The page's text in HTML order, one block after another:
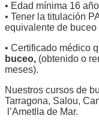
• Edad mínima 16
• Tener la titulación
equivalente de
• Certificado médico
buceo, (obtenido o
meses).
Nuestros cursos de
Tarragona, Salou,
l’Ametlla de Mar.